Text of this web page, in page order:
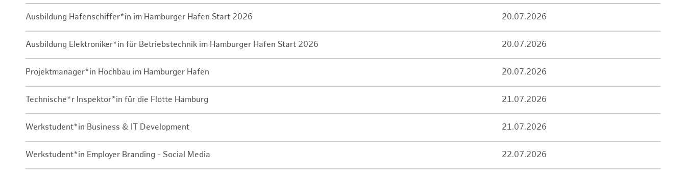
Ausbildung Hafenschiffer*in im Hamburger Hafen Start 2026 20.07.2026
Ausbildung Elektroniker*in für Betriebstechnik im Hamburger Hafen Start 2026 20.07.2026
Projektmanager*in Hochbau im Hamburger Hafen 20.07.2026
Technische*r Inspektor*in für die Flotte Hamburg 21.07.2026
Werkstudent*in Business & IT Development 21.07.2026
Werkstudent*in Employer Branding - Social Media 22.07.2026